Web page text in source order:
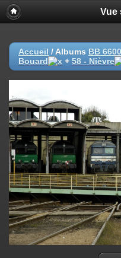
Vue
Accueil / Albums BB
Bouard
+ 58 - Nièvre